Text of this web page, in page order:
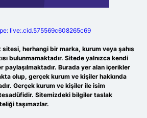
live:.cid.575569c608265c69
sitesi, herhangi bir marka, kurum veya şahıs
bulunmamaktadır. Sitede yalnızca kendi
paylaşılmaktadır. Burada yer alan içerikler
olup, gerçek kurum ve kişiler hakkında
Gerçek kurum ve kişiler ile isim
Sitemizdeki bilgiler taslak
taşımazlar.